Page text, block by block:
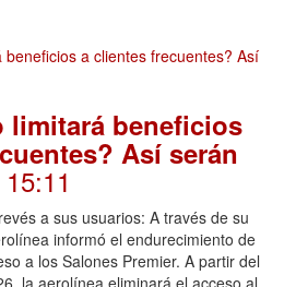
limitará beneficios
Así serán
a sus usuarios: A través de su
informó el endurecimiento de
a los Salones Premier. A partir del
la aerolínea eliminará el acceso al